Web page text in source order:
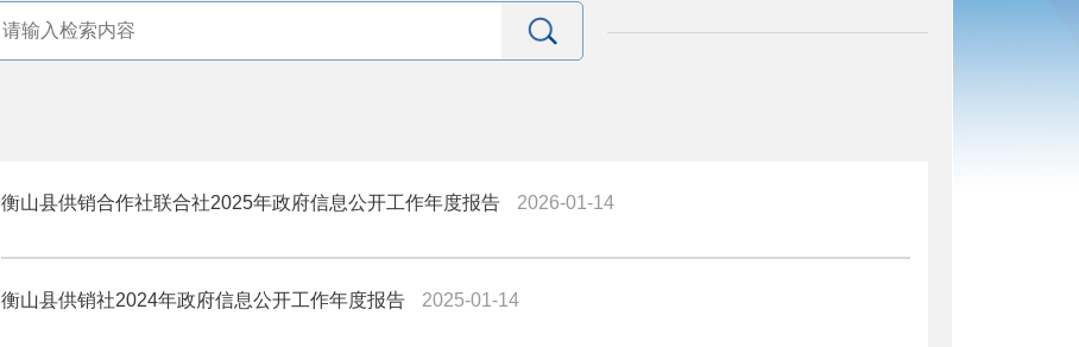
衡山县供销合作社联合社2025年政府信息公开工作年度报告 2026-01-14
衡山县供销社2024年政府信息公开工作年度报告 2025-01-14